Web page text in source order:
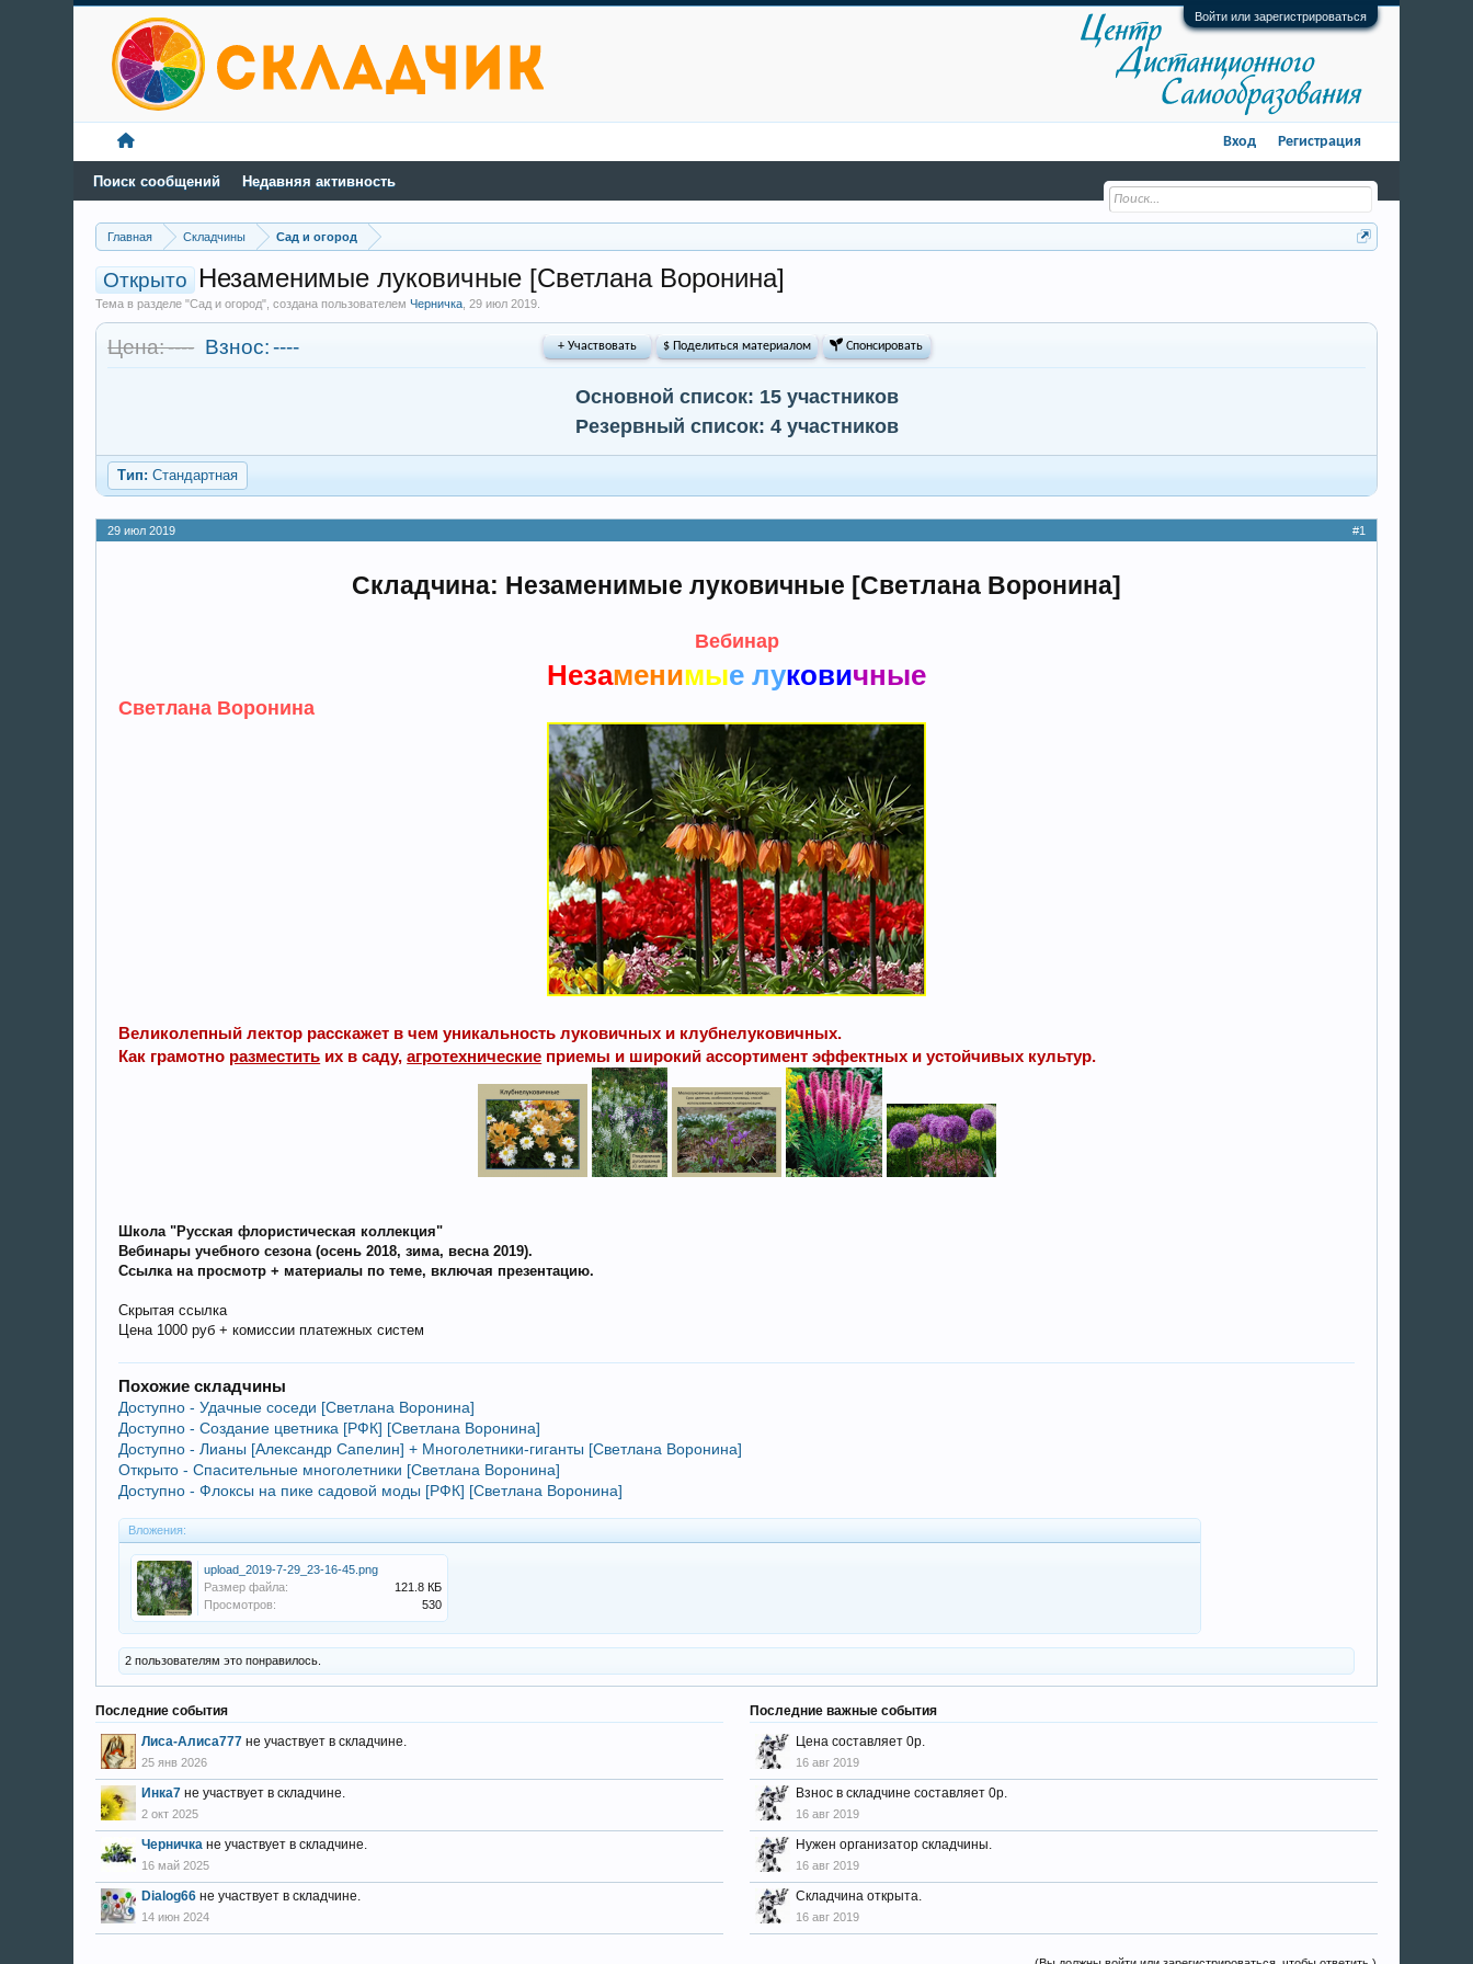
Войти или зарегистрироваться
Главная Складчины Сад и огород
Открыто Незаменимые луковичные [Светлана Воронина]
Тема в разделе "Сад и огород", создана пользователемЧерничка ,29 июл 2019
Цена: ---- Взнос:---- + Участвовать $ Поделиться материалом  Спонсировать
Основной список: 15 участников
Резервный список: 4 участников
Тип: Стандартная
29 июл 2019 #1
Складчина: Незаменимые луковичные [Светлана Воронина]
Вебинар
Незаменимые луковичные
Светлана Воронина
Великолепный лектор расскажет в чем уникальность луковичных и клубнелуковичных.
Как грамотно разместить их в саду,агротехнические приемы и широкий ассортимент эффектных и устойчивых культур.
Школа "Русская флористическая коллекция"
Вебинары учебного сезона(осень 2018, зима, весна 2019).
Ссылка на просмотр + материалы по теме, включая презентацию.
Скрытая ссылка
Цена 1000 руб + комиссии платежных систем
Похожие складчины
Доступно - Удачные соседи [Светлана Воронина]
Доступно - Создание цветника [РФК] [Светлана Воронина]
Доступно - Лианы [Александр Сапелин] + Многолетники-гиганты [Светлана Воронина]
Открыто - Спасительные многолетники [Светлана Воронина]
Доступно - Флоксы на пике садовой моды [РФК] [Светлана Воронина]
Вложения:
upload_2019-7-29_23-16-45.png
Размер файла:
121.8 КБ
Просмотров:
530
2 пользователям это понравилось.
Последние события
Лиса-Алиса777 не участвует в складчине.
25 янв 2026
Инка7 не участвует в складчине.
2 окт 2025
Черничка не участвует в складчине.
16 май 2025
Dialog66 не участвует в складчине.
14 июн 2024
Последние важные события
Цена составляет 0р.
16 авг 2019
Взнос в складчине составляет 0р.
16 авг 2019
Нужен организатор складчины.
16 авг 2019
Складчина открыта.
16 авг 2019
Поиск сообщений Недавняя активность
Вход Регистрация